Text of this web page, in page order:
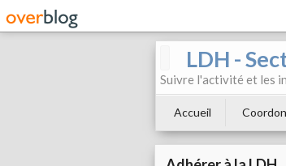
LDH -
Suivre l'activité et les
Accueil